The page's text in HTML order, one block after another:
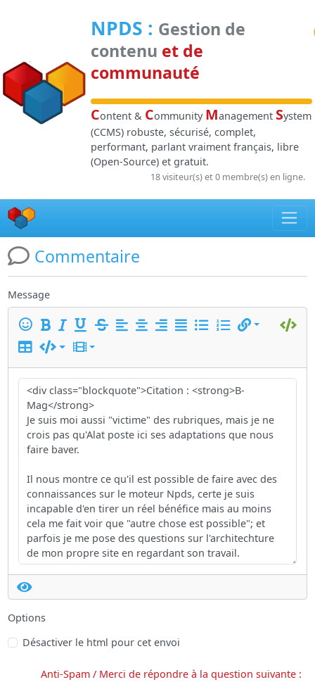
NPDS : Gestion de
contenu et de
communauté
Content & Community Management System
(CCMS) robuste, sécurisé, complet,
performant, parlant vraiment français, libre
(Open-Source) et gratuit.
18 visiteur(s) et 0 membre(s) en ligne.
Commentaire
Message
Options
Désactiver le html pour cet envoi
Anti-Spam / Merci de répondre à la question suivante :